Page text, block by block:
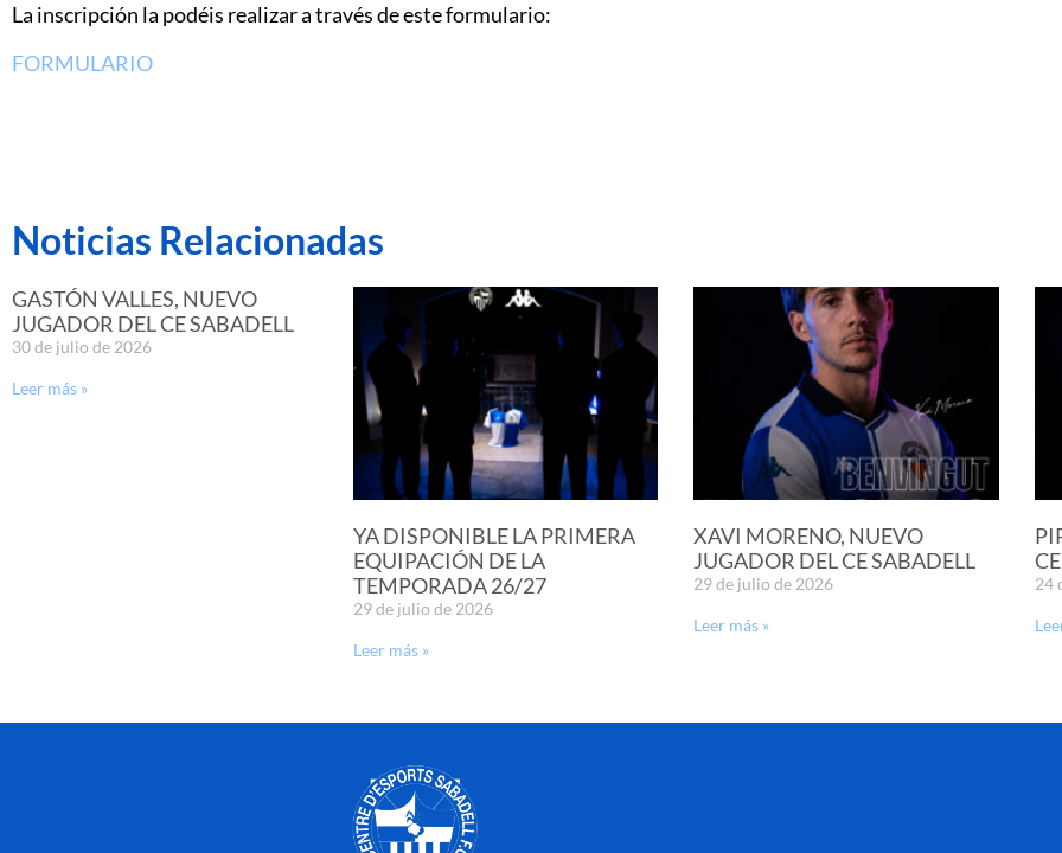
La inscripción la podéis realizar a través de este formulario:
FORMULARIO
Noticias Relacionadas
GASTÓN VALLES, NUEVO
JUGADOR DEL CE SABADELL
30 de julio de 2026
Leer más »
YA DISPONIBLE LA PRIMERA
EQUIPACIÓN DE LA
TEMPORADA 26/27
29 de julio de 2026
Leer más »
XAVI MORENO, NUEVO
JUGADOR DEL CE SABADELL
29 de julio de 2026
Leer más »
24